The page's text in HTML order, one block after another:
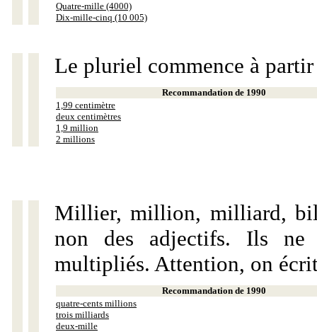
Quatre-mille (4000)
Dix-mille-cinq (10 005)
Le pluriel commence à
Recommandation de 1990
1,99 centimètre
deux centimètres
1,9 million
2 millions
Millier, million, milliard,
non des adjectifs. Ils ne
multipliés. Attention, on
Recommandation de 1990
quatre-cents millions
trois milliards
deux-mille